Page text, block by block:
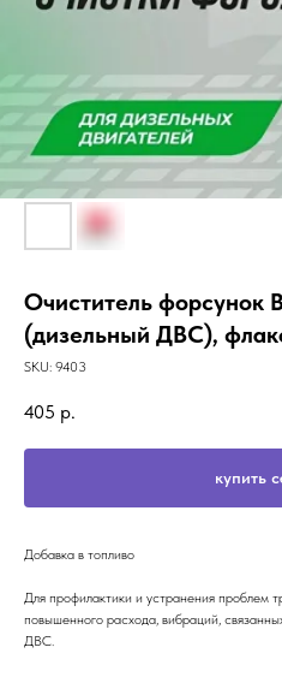
Очиститель
(дизельный ДВС),
SKU: 9403
405 р.
купить
Добавка в топливо
Для профилактики и устранения проблем
повышенного расхода, вибраций,
ДВС.